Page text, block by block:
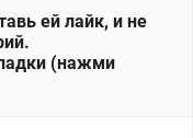
ей лайк, и не
(нажми